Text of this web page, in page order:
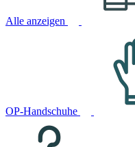
Alle anzeigen
OP-Handschuhe